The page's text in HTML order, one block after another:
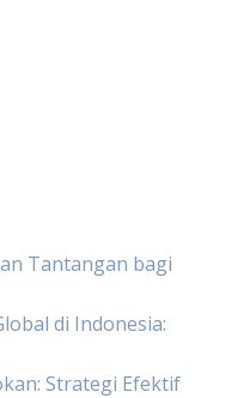
Tantangan bagi
di Indonesia:
Strategi Efektif